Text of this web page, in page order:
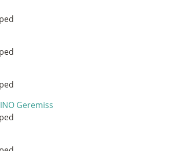
Geremiss